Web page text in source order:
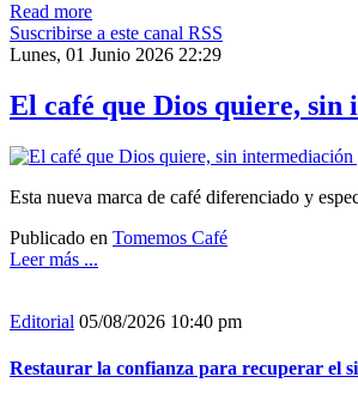
Read more
Suscribirse a este canal RSS
Lunes, 01 Junio 2026 22:29
El café que Dios quiere,
Esta nueva marca de café diferenciado y
Publicado en Tomemos Café
Leer más ...
Editorial 05/08/2026 10:40 pm
Restaurar la confianza para recuperar el